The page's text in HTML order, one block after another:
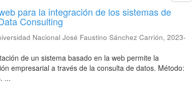
para la integración de los sistemas de
Consulting
Nacional José Faustino Sánchez Carrión,2023-
de un sistema basado en la web permite la
empresarial a través de la consulta de datos. Método:
...